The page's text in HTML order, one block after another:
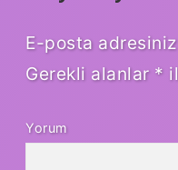
E-posta
Gerekli alanlar *
Yorum